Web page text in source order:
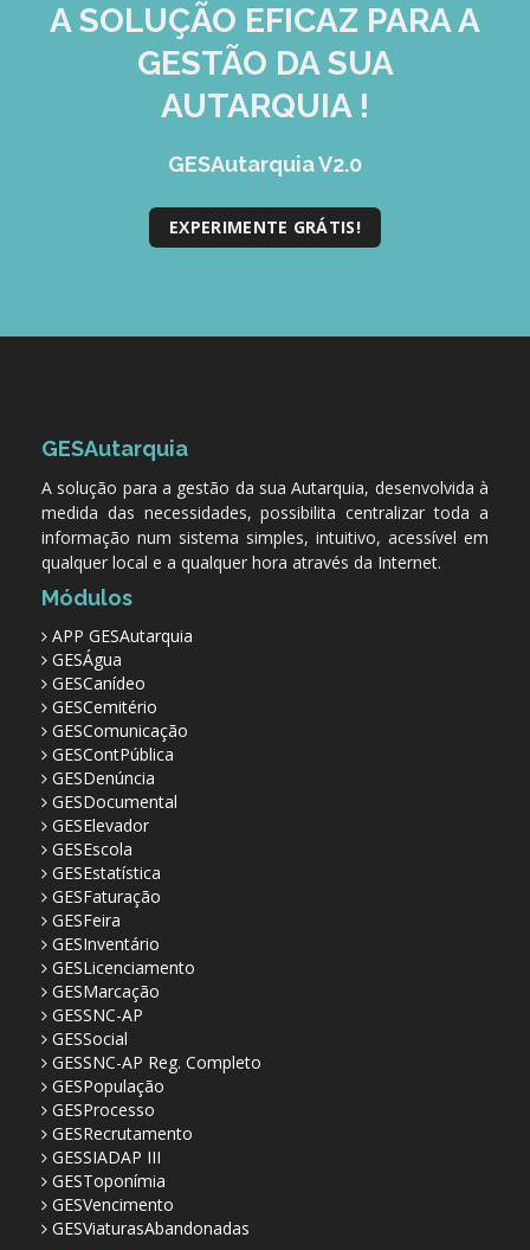
GESSIADAP III
GESViaturasAbandonadas
Portal da Freguesia
A SOLUÇÃO INTUITIVA
EFICAZ PARA A
GESTÃO DA SUA
AUTARQUIA !
GESAutarquia V2.0
EXPERIMENTE GRÁTIS!
GESAutarquia
A solução para a gestão da sua Autarquia, desenvolvida à
medida das necessidades, possibilita centralizar toda a
informação num sistema simples, intuitivo, acessível em
qualquer local e a qualquer hora através da Internet.
Módulos
APP GESAutarquia
GESÁgua
GESCanídeo
GESCemitério
GESComunicação
GESContPública
GESDenúncia
GESDocumental
GESElevador
GESEscola
GESEstatística
GESFaturação
GESFeira
GESInventário
GESLicenciamento
GESMarcação
GESSNC-AP
GESSocial
GESSNC-AP Reg. Completo
GESPopulação
GESProcesso
GESRecrutamento
GESSIADAP III
GESToponímia
GESVencimento
GESViaturasAbandonadas